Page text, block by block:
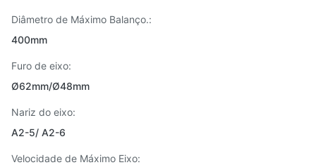
Diâmetro de Máximo Balanço.:
400mm
Furo de eixo:
Ø62mm/Ø48mm
Nariz do eixo:
A2-5/ A2-6
Velocidade de Máximo Eixo: